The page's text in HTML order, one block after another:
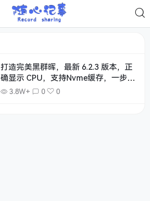
打造完美黑群晖，最新 6.2.3 版本，正
确显示 CPU，支持Nvme缓存，一步到
位 3.8W+ 0 0